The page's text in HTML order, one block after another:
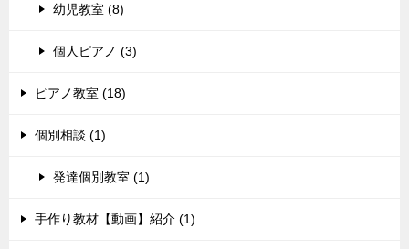
幼児教室 (8)
個人ピアノ (3)
ピアノ教室 (18)
個別相談 (1)
発達個別教室 (1)
手作り教材【動画】紹介 (1)